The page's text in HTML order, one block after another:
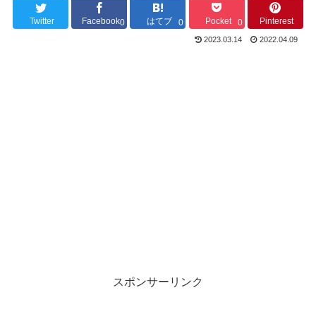
Twitter Facebook0 はてブ 0 Pocket 0 Pinterest
2023.03.14 2022.04.09
スポンサーリンク